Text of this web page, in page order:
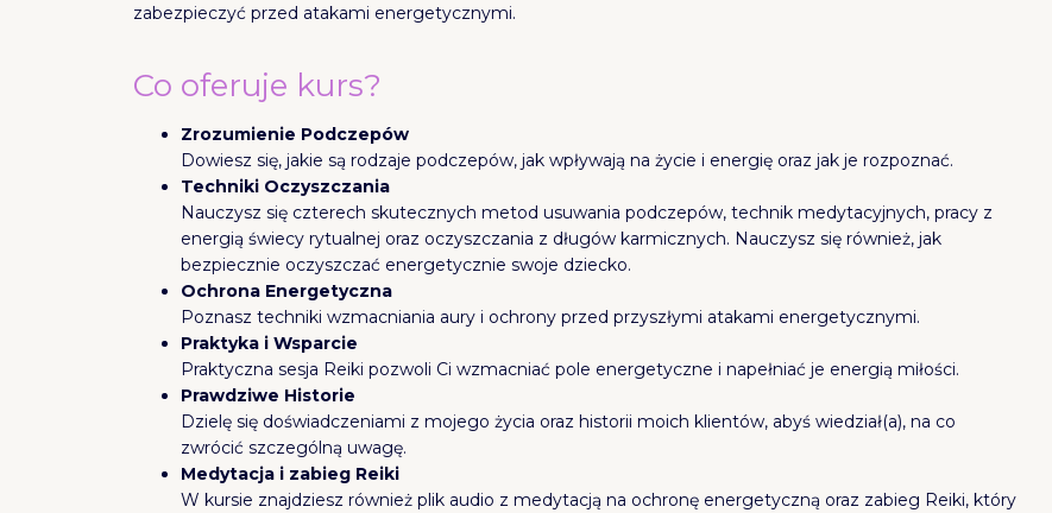
zabezpieczyć przed atakami energetycznymi.
Co oferuje kurs?
Zrozumienie Podczepów
Dowiesz się, jakie są rodzaje podczepów, jak wpływają na życie i energię oraz jak je rozpoznać.
Techniki Oczyszczania
Nauczysz się czterech skutecznych metod usuwania podczepów, technik medytacyjnych, pracy z
energią świecy rytualnej oraz oczyszczania z długów karmicznych. Nauczysz się również, jak
bezpiecznie oczyszczać energetycznie swoje dziecko.
Ochrona Energetyczna
Poznasz techniki wzmacniania aury i ochrony przed przyszłymi atakami energetycznymi.
Praktyka i Wsparcie
Praktyczna sesja Reiki pozwoli Ci wzmacniać pole energetyczne i napełniać je energią miłości.
Prawdziwe Historie
Dzielę się doświadczeniami z mojego życia oraz historii moich klientów, abyś wiedział(a), na co
zwrócić szczególną uwagę.
Medytacja i zabieg Reiki
W kursie znajdziesz również plik audio z medytacją na ochronę energetyczną oraz zabieg Reiki, który